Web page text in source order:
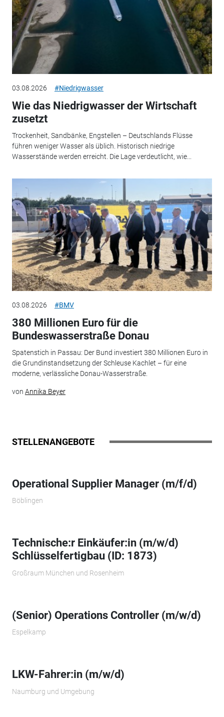
03.08.2026 #Niedrigwasser
Wie das Niedrigwasser der Wirtschaft
zusetzt
Trockenheit, Sandbänke, Engstellen – Deutschlands Flüsse
führen weniger Wasser als üblich. Historisch niedrige
Wasserstände werden erreicht. Die Lage verdeutlicht, wie...
03.08.2026 #BMV
380 Millionen Euro für die
Bundeswasserstraße Donau
Spatenstich in Passau: Der Bund investiert 380 Millionen Euro in
die Grundinstandsetzung der Schleuse Kachlet – für eine
moderne, verlässliche Donau-Wasserstraße.
von Annika Beyer
STELLENANGEBOTE
Operational Supplier Manager (m/f/d)
Böblingen
Technische:r Einkäufer:in (m/w/d)
Schlüsselfertigbau (ID: 1873)
Großraum München und Rosenheim
(Senior) Operations Controller (m/w/d)
Espelkamp
LKW-Fahrer:in (m/w/d)
Naumburg und Umgebung